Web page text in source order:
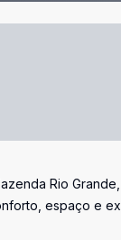
Rio
espaço e